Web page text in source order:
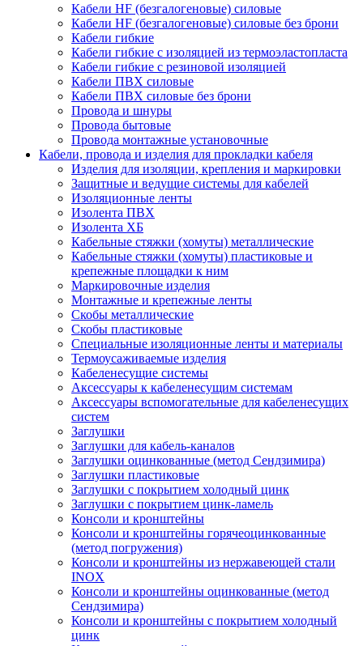
Кабели HF (безгалогеновые) силовые
Кабели HF (безгалогеновые) силовые без брони
Кабели гибкие
Кабели гибкие с изоляцией из термоэластопласта
Кабели гибкие с резиновой изоляцией
Кабели ПВХ силовые
Кабели ПВХ силовые без брони
Провода и шнуры
Провода бытовые
Провода монтажные установочные
Кабели, провода и изделия для прокладки кабеля
Изделия для изоляции, крепления и маркировки
Защитные и ведущие системы для кабелей
Изоляционные ленты
Изолента ПВХ
Изолента ХБ
Кабельные стяжки (хомуты) металлические
Кабельные стяжки (хомуты) пластиковые и
крепежные площадки к ним
Маркировочные изделия
Монтажные и крепежные ленты
Скобы металлические
Скобы пластиковые
Специальные изоляционные ленты и материалы
Термоусаживаемые изделия
Кабеленесущие системы
Аксессуары к кабеленесущим системам
Аксессуары вспомогательные для кабеленесущих
систем
Заглушки
Заглушки для кабель-каналов
Заглушки оцинкованные (метод Сендзимира)
Заглушки пластиковые
Заглушки с покрытием холодный цинк
Заглушки с покрытием цинк-ламель
Консоли и кронштейны
Консоли и кронштейны горячеоцинкованные
(метод погружения)
Консоли и кронштейны из нержавеющей стали
INOX
Консоли и кронштейны оцинкованные (метод
Сендзимира)
Консоли и кронштейны с покрытием холодный
цинк